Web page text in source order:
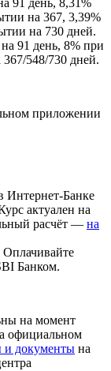
91 день, 8,31%
на 367, 3,39%
на 730 дней.
91 день, 8% при
548/730 дней.
приложении
Интернет-Банке
актуален на
расчёт — на
Банком.
на момент
официальном
документы на